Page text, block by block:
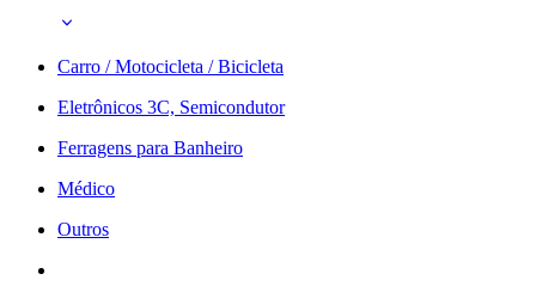
Carro / Motocicleta / Bicicleta
Eletrônicos 3C, Semicondutor
Ferragens para Banheiro
Médico
Outros